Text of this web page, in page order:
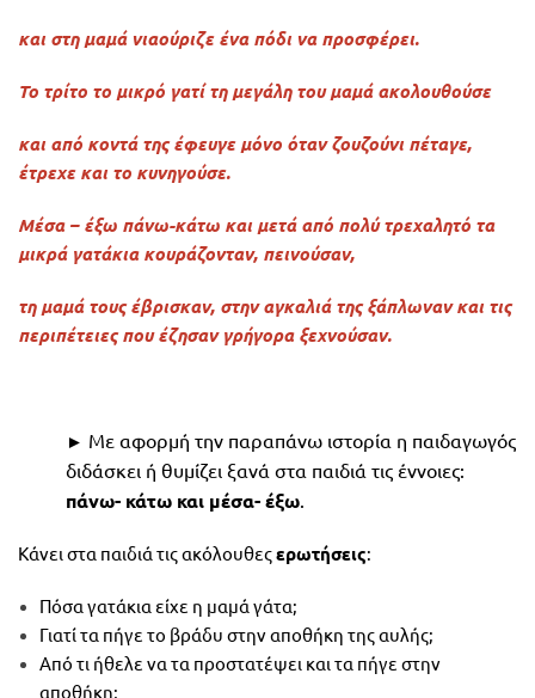
και στη μαμά νιαούριζε ένα πόδι να προσφέρει.
Το τρίτο το μικρό γατί τη μεγάλη του μαμά ακολουθούσε
και από κοντά της έφευγε μόνο όταν ζουζούνι πέταγε,
έτρεχε και το κυνηγούσε.
Μέσα – έξω πάνω-κάτω και μετά από πολύ τρεχαλητό τα
μικρά γατάκια κουράζονταν, πεινούσαν,
τη μαμά τους έβρισκαν, στην αγκαλιά της ξάπλωναν και τις
περιπέτειες που έζησαν γρήγορα ξεχνούσαν.
► Με αφορμή την παραπάνω ιστορία η παιδαγωγός
διδάσκει ή θυμίζει ξανά στα παιδιά τις έννοιες:
πάνω- κάτω και μέσα- έξω.
Κάνει στα παιδιά τις ακόλουθεςερωτήσεις:
Πόσα γατάκια είχε η μαμά γάτα;
Γιατί τα πήγε το βράδυ στην αποθήκη της αυλής;
Από τι ήθελε να τα προστατέψει και τα πήγε στην
αποθήκη;